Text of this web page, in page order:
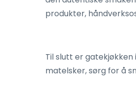
produkter,
Til slutt er
matelsker, sørg for å